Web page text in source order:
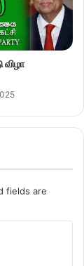
fields are